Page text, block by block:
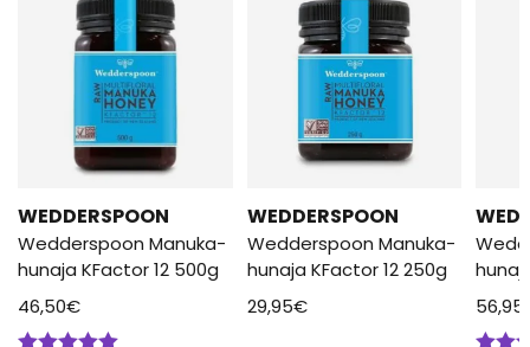
WEDDERSPOON
Wedderspoon Manuka-
hunaja KFactor 12 500g
46,50€
WEDDERSPOON
Wedderspoon Manuka-
hunaja KFactor 12 250g
29,95€
56,95